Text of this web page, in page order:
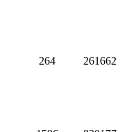
264 261662